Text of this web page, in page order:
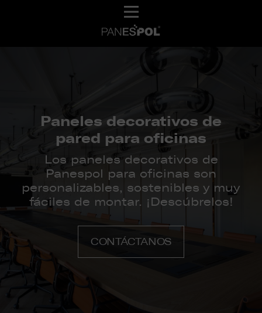
Paneles decorativos de
pared para oficinas
Los paneles decorativos de
Panespol para oficinas son
personalizables, sostenibles y muy
fáciles de montar. ¡Descúbrelos!
CONTÁCTANOS